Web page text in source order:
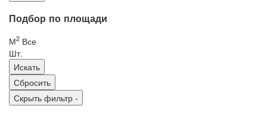
Подбор по площади
М2 Все
Шт.
Скрыть фильтр -